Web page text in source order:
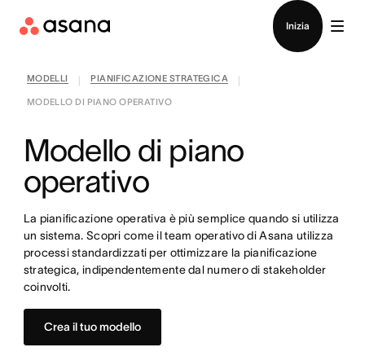
Inizia
MODELLI PIANIFICAZIONE STRATEGICA
MODELLO DI PIANO OPERATIVO
Modello di piano
operativo
La pianificazione operativa è più semplice quando si utilizza
un sistema. Scopri come il team operativo di Asana utilizza
processi standardizzati per ottimizzare la pianificazione
strategica, indipendentemente dal numero di stakeholder
coinvolti.
Crea il tuo modello